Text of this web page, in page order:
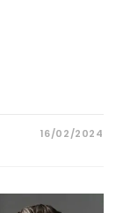
16/02/2024